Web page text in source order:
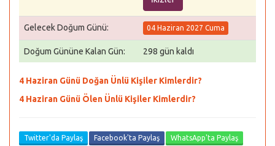
Gelecek Doğum Günü: 04 Haziran 2027 Cuma
Doğum Gününe Kalan Gün: 298 gün kaldı
4 Haziran Günü Doğan Ünlü Kişiler Kimlerdir?
4 Haziran Günü Ölen Ünlü Kişiler Kimlerdir?
Twitter'da Paylaş Facebook'ta Paylaş
WhatsApp'ta Paylaş